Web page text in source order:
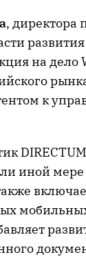
, директора
на
к
иной